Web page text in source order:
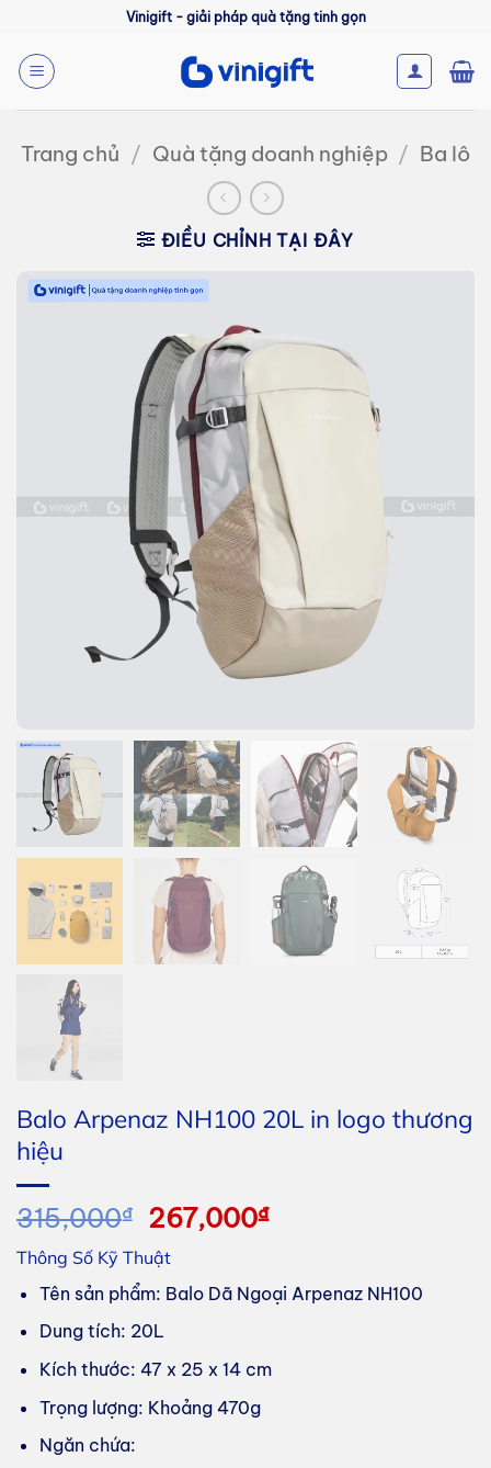
nội
dung
Vinigift - giải pháp quà tặng tinh gọn
Trang chủ / Quà tặng doanh nghiệp / Ba lô
ĐIỀU CHỈNH TẠI ĐÂY
Balo Arpenaz NH100 20L in logo thương
hiệu
315,000₫
Giá
gốc
là:
315,000₫.
267,000₫Giá
là:
Thông Số Kỹ Thuật
Tên sản phẩm: Balo Dã Ngoại Arpenaz NH100
Dung tích: 20L
Kích thước: 47 x 25 x 14 cm
Trọng lượng: Khoảng 470g
Ngăn chứa: